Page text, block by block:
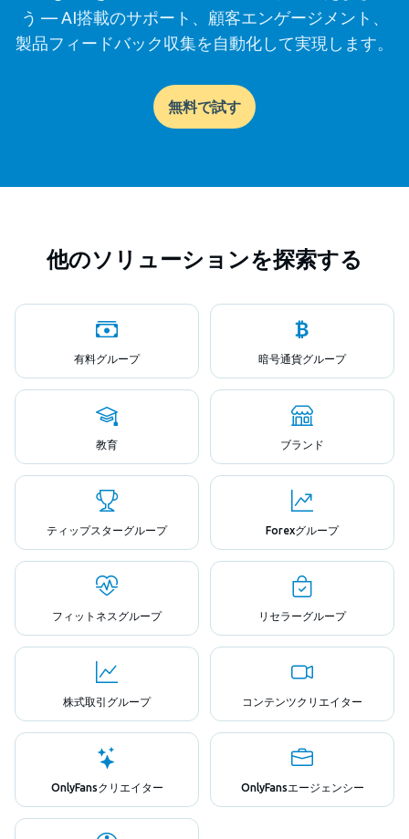
う — AI搭載のサポート、顧客エンゲージメント、
製品フィードバック収集を自動化して実現します。
無料で試す
他のソリューションを探索する
有料グループ 暗号通貨グループ
教育 ブランド
ティップスターグループ Forexグループ
フィットネスグループ リセラーグループ
株式取引グループ コンテンツクリエイター
OnlyFansクリエイター OnlyFansエージェンシー